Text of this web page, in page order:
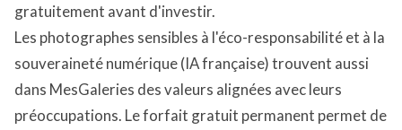
gratuitement avant d'investir.
Les photographes sensibles à l'éco-responsabilité et à la
souveraineté numérique (IA française) trouvent aussi
dans MesGaleries des valeurs alignées avec leurs
préoccupations. Le forfait gratuit permanent permet de